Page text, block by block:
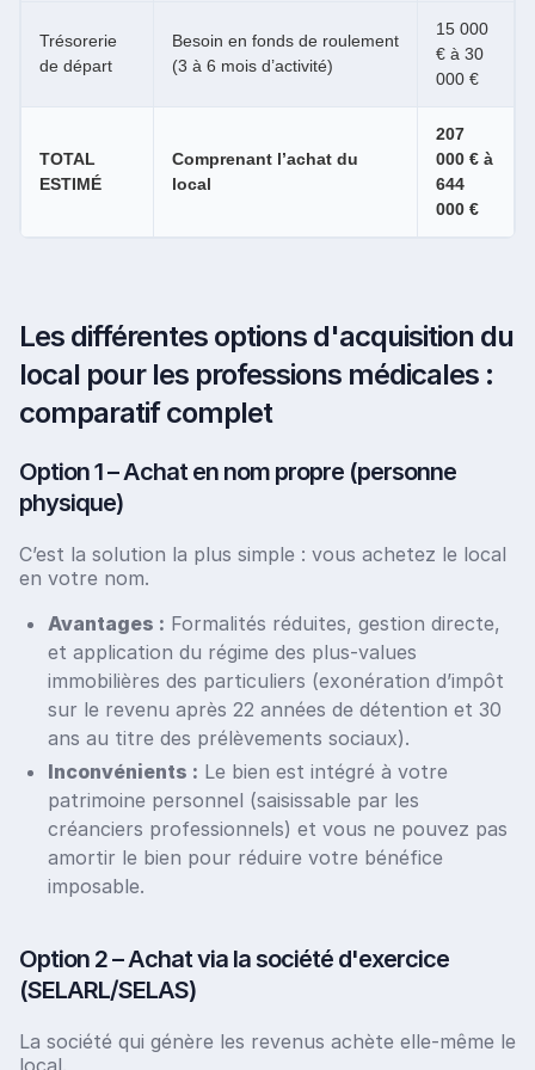
Trésorerie
de départ
Besoin en fonds de roulement
(3 à 6 mois d’activité)
15 000
€ à 30
000 €
TOTAL
ESTIMÉ
Comprenant l’achat du
local
207
000 € à
644
000 €
Les différentes options d'acquisition du
local pour les professions médicales :
comparatif complet
Option 1 – Achat en nom propre (personne
physique)
C’est la solution la plus simple : vous achetez le local
en votre nom.
Avantages : Formalités réduites, gestion directe,
et application du régime des plus-values
immobilières des particuliers (exonération d’impôt
sur le revenu après 22 années de détention et 30
ans au titre des prélèvements sociaux).
Inconvénients : Le bien est intégré à votre
patrimoine personnel (saisissable par les
créanciers professionnels) et vous ne pouvez pas
amortir le bien pour réduire votre bénéfice
imposable.
Option 2 – Achat via la société d'exercice
(SELARL/SELAS)
La société qui génère les revenus achète elle-même le
local.